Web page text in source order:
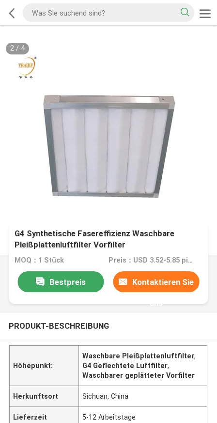
2/ 4
G4 Synthetische Fasereffizienz Waschbare
Pleißplattenluftfilter Vorfilter
MOQ：1 Stück Preis：USD 3.52-5.85 piece
Bestpreis Kontaktieren Sie
uns
PRODUKT-BESCHREIBUNG
Höhepunkt:
Waschbare Pleißplattenluftfilter,
G4 Geflechtete Luftfilter,
Waschbarer geplätteter Vorfilter
Herkunftsort Sichuan, China
Lieferzeit 5-12 Arbeitstage